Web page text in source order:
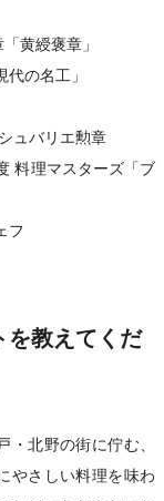
黄綬褒章」
の名工」
ュバリエ勲章
料理マスターズ「ブ
フ
を教えてくだ
北野の街に佇む、
やさしい料理を味わ